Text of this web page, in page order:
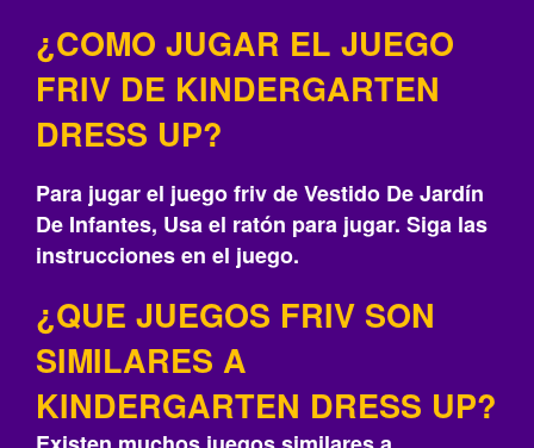
¿COMO JUGAR EL JUEGO
FRIV DE KINDERGARTEN
DRESS UP?
Para jugar el juego friv de Vestido De Jardín
De Infantes, Usa el ratón para jugar. Siga las
instrucciones en el juego.
¿QUE JUEGOS FRIV SON
SIMILARES A
KINDERGARTEN DRESS UP?